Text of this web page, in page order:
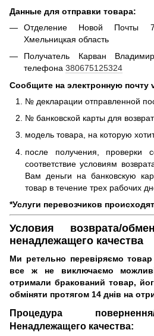
Данные для отправки товара:
Отделение Новой Почты
Хмельницкая область
Получатель Карван
телефона 380675125324
Сообщите на электронную почту
№ декларации отправленной
№ банковской карты для
модель товара, на которую
после получения, проверки
соответствие условиям
Вам деньги на банковскую
товар в течение трех рабочих
*Услуги перевозчиков
Условия возврата/
ненадлежащего качества
Ми ретельно перевіряємо
все ж не виключаємо
отримали бракований товар,
обміняти протягом 14 днів на
Процедура
Ненадлежащего качества: